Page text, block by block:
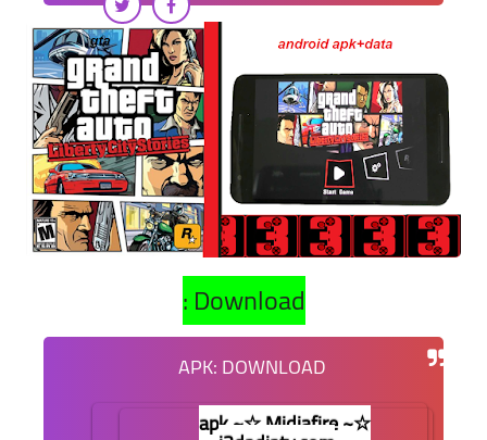
Download :
APK: DOWNLOAD
apk ~☆ Midiafire ~☆